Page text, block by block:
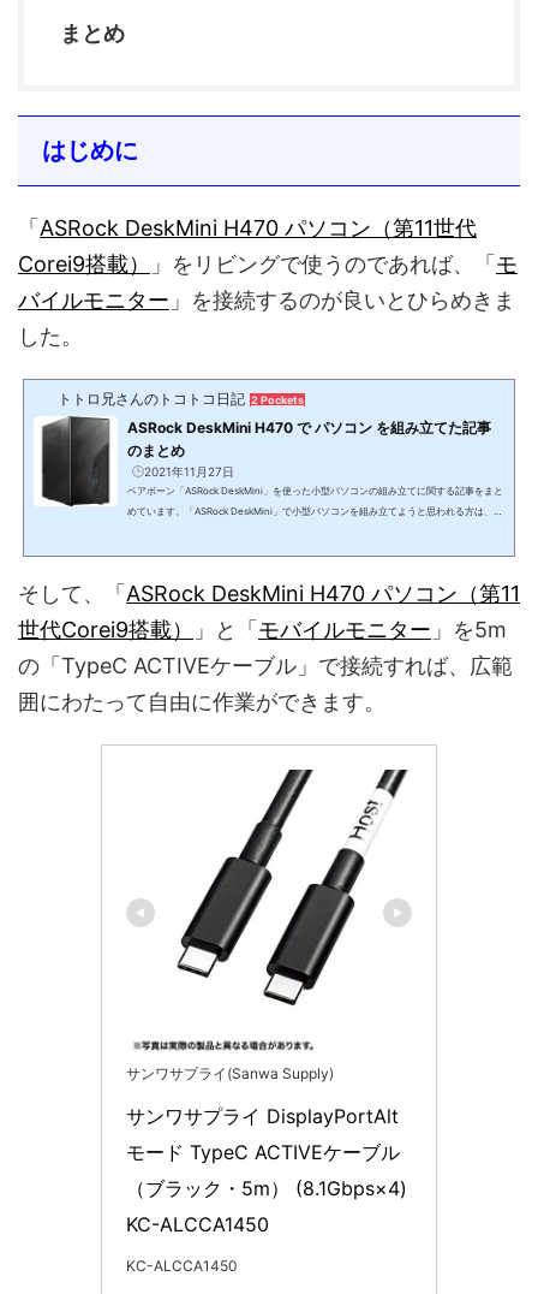
まとめ
はじめに
「 ASRock DeskMini H470 パソコン（第11世代
Corei9搭載）
」をリビングで使うのであれば、「 モ
バイルモニター 」を接続するのが良いとひらめきま
した。
トトロ兄さんのトコトコ日記 2 Pockets
ASRock DeskMini H470 で パソコン を組み立てた記事
のまとめ
2021年11月27日
ベアボーン「ASRock DeskMini」を使った小型パソコンの組み立てに関する記事をまと
めています。「ASRock DeskMini」で小型パソコンを組み立てようと思われる方は、ぜ
完全に独立した会社です。ベアボーン販売でも、ずっと インテル NUC が国内シェア1
そして、「 ASRock DeskMini H470 パソコン（第11
世代Corei9搭載）
」と「 モバイルモニター 」を5m
の「TypeC ACTIVEケーブル」で接続すれば、広範
囲にわたって自由に作業ができます。
サンワサプライ(Sanwa Supply)
サンワサプライ DisplayPortAlt
モード TypeC ACTIVEケーブル
（ブラック・5m） (8.1Gbps×4)
KC-ALCCA1450
KC-ALCCA1450